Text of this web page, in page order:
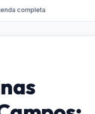
completa